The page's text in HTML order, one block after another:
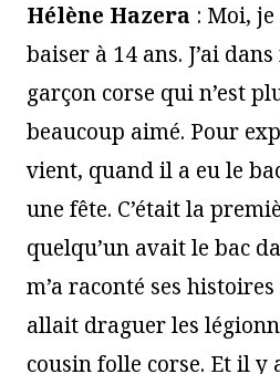
Hélène Hazera : Moi,
baiser à 14 ans. J’ai
garçon corse qui n’est
beaucoup aimé. Pour
vient, quand il a eu le
une fête. C’était la
quelqu’un avait le bac
m’a raconté ses
allait draguer les
cousin folle corse. Et il y